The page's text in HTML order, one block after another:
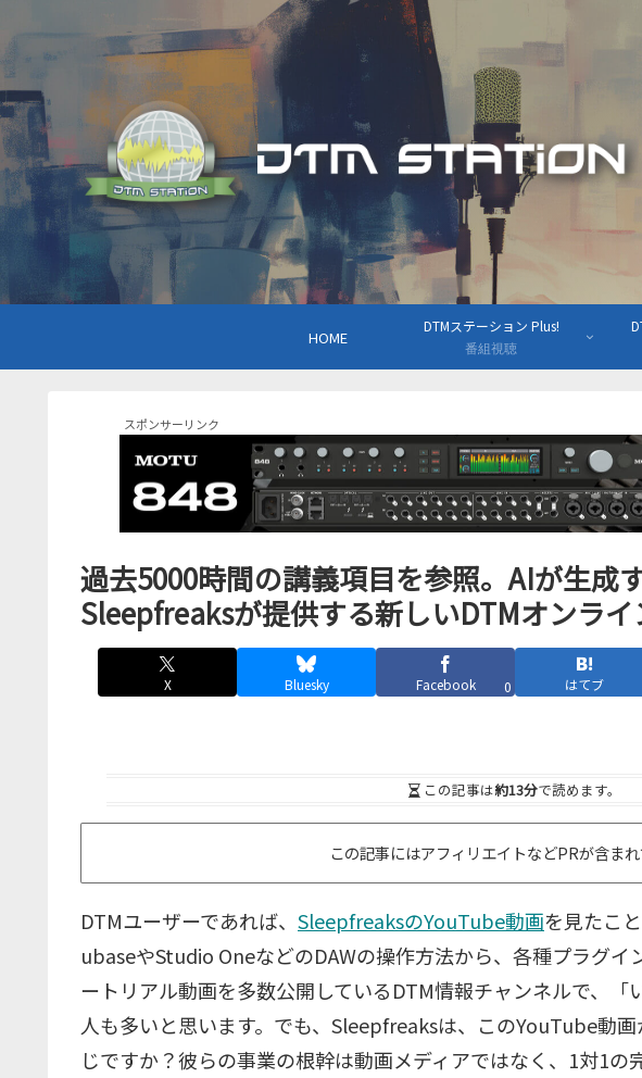
HOME
DTMステーション Plus!
番組視聴
スポンサーリンク
過去5000時間の講義項目を参照。AIが生成
Sleepfreaksが提供する新しいDTMオンラ
X Bluesky Facebook 0 はてブ
この記事は約13分で読めます。
この記事にはアフィリエイトなどPRが含ま
DTMユーザーであれば、 SleepfreaksのYouTube動画を見たこ
ubaseやStudio OneなどのDAWの操作方法から、各種プラグイ
ートリアル動画を多数公開しているDTM情報チャンネルで、「
人も多いと思います。でも、Sleepfreaksは、このYouTube動
じですか？彼らの事業の根幹は動画メディアではなく、1対1